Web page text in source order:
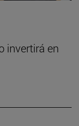
invertirá en